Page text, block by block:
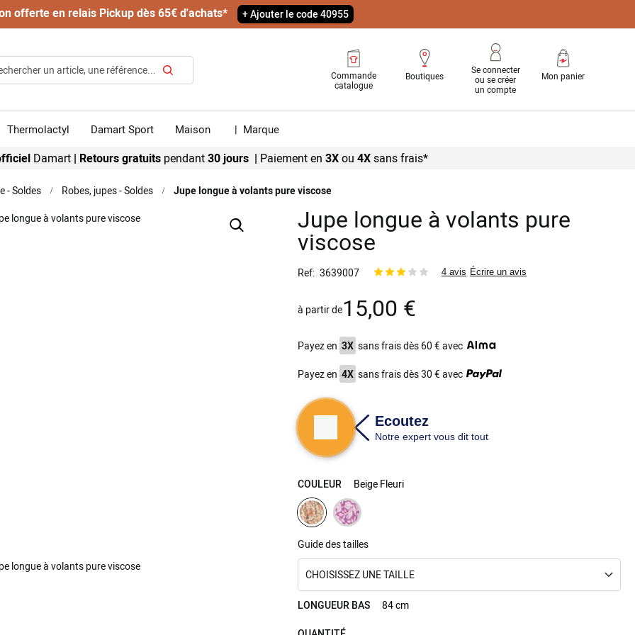
offerte en relais Pickup dès 65€ d'achats* + Ajouter le code 40955
Rechercher
Commande
catalogue
Boutiques
Se connecter
ou se créer
un compte
Mon panier
Thermolactyl Damart Sport Maison | Marque
Damart | Retours gratuits pendant30 jours | Paiement en 3Xou 4Xsansfrais*
- Soldes Robes, jupes - Soldes Jupe longue à volants pure viscose
Jupe longue à volants pure
viscose
Ref 3639007 4 avis Écrire un avis
à partir de15,00 €
Payez en 3X sans frais dès 60 € avec
Payez en 4X sans frais dès 30 € avec
COULEUR Beige Fleuri
Guide des tailles
CHOISISSEZ UNE TAILLE
LONGUEUR BAS 84 cm